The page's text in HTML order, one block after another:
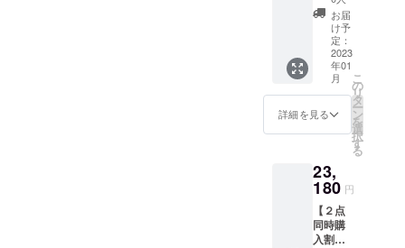
目安と
なりま
すの
で、お
約束で
きかね
とを何
卒ご了
間程度
で日本
に到着
となり
ます
が、ま
れに物
流網の
どで1か
えるこ
とがご
ざいま
す。 お
届け期
間に関
トール
（レッ
ド）の
セット
です。
●マサイ
シュカ
大判ス
アの文
化を代
表する
鮮やか
な色が
特徴の
大判ス
トール
とアッ
プサイ
クルレ
ザーサ
コッ
シュの
セット
お好き
アップ
サイク
ルレ
ザーサ
コッ
シュと
お届
け予
定：
2023
年01
月
詳細を見る
こ
の
リ
タ
ー
ン
を
選
択
す
る
23,
180 円
【２点
同時購
入割】